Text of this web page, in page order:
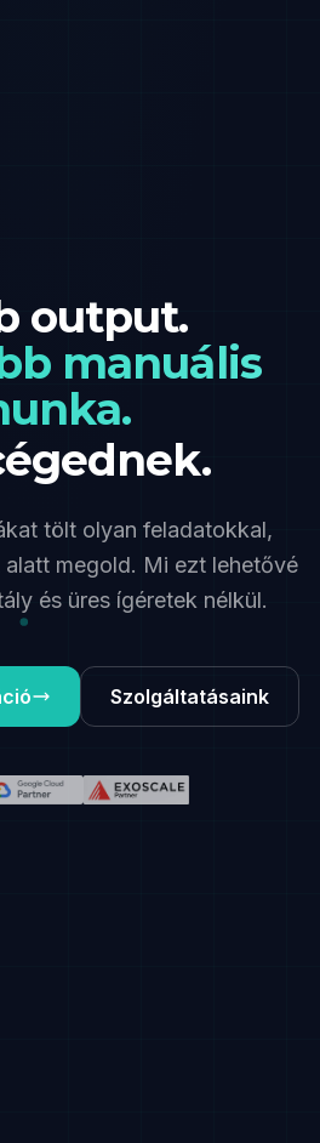
output.
manuális
tölt olyan feladatokkal,
megold. Mi ezt lehetővé
és üres ígéretek nélkül.
Szolgáltatásaink